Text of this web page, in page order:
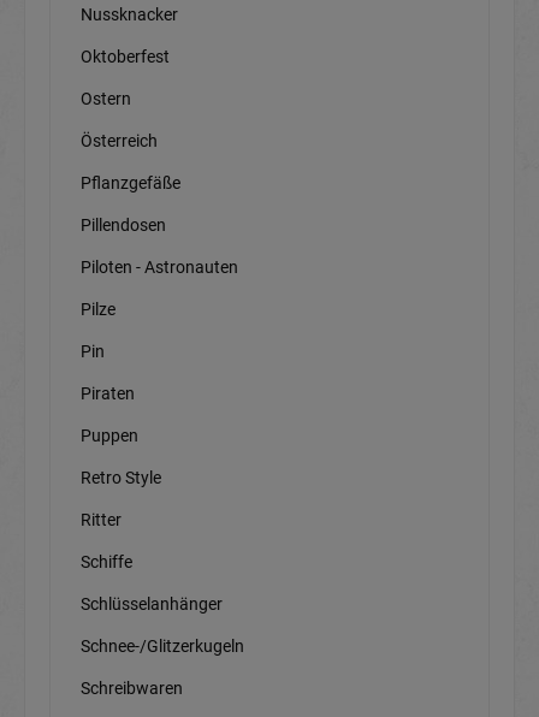
Nussknacker
Oktoberfest
Ostern
Österreich
Pflanzgefäße
Pillendosen
Piloten - Astronauten
Pilze
Pin
Piraten
Puppen
Retro Style
Ritter
Schiffe
Schlüsselanhänger
Schnee-/Glitzerkugeln
Schreibwaren